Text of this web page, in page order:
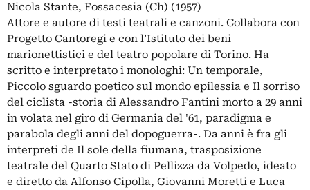
Nicola Stante, Fossacesia (Ch) (1957)
Attore e autore di testi teatrali e canzoni. Collabora con
Progetto Cantoregi e con l’Istituto dei beni
marionettistici e del teatro popolare di Torino. Ha
scritto e interpretato i monologhi: Un temporale,
Piccolo sguardo poetico sul mondo epilessia e Il sorriso
del ciclista -storia di Alessandro Fantini morto a 29 anni
in volata nel giro di Germania del '61, paradigma e
parabola degli anni del dopoguerra-. Da anni è fra gli
interpreti de Il sole della fiumana, trasposizione
teatrale del Quarto Stato di Pellizza da Volpedo, ideato
e diretto da Alfonso Cipolla, Giovanni Moretti e Luca